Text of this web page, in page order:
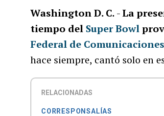
Washington D. C. -La
tiempo del Super Bowl
Federal de Comunicaciones
hace siempre, cantó solo en
RELACIONADAS
CORRESPONSALÍAS